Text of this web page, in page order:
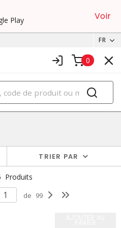
Play
Voir
FR
0
TRIER PAR
Produits
de 99